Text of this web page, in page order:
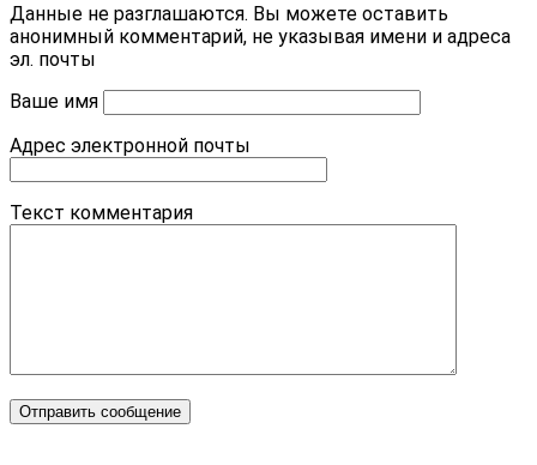
Данные не разглашаются. Вы можете оставить
анонимный комментарий, не указывая имени и адреса
эл. почты
Ваше имя
Адрес электронной почты
Текст комментария